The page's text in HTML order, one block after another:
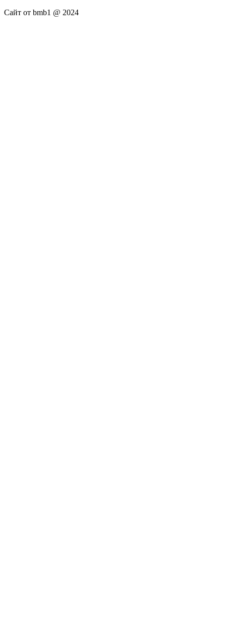
Сайт от bmb1 @ 2024